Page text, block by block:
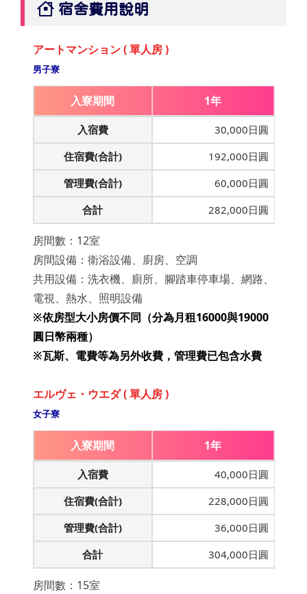
宿舍費用說明
アートマンション ( 單人房 )
男子寮
入寮期間 1年
入宿費
30,000日圓
住宿費(合計)
192,000日圓
管理費(合計)
60,000日圓
合計
282,000日圓
房間數：12室
房間設備：衛浴設備、廚房、空調
共用設備：洗衣機、廁所、腳踏車停車場、網路、
電視、熱水、照明設備
※依房型大小房價不同（分為月租16000與19000
圓日幣兩種）
※瓦斯、電費等為另外收費，管理費已包含水費
エルヴェ・ウエダ ( 單人房 )
女子寮
入寮期間 1年
入宿費
40,000日圓
住宿費(合計)
228,000日圓
管理費(合計)
36,000日圓
合計
304,000日圓
房間數：15室